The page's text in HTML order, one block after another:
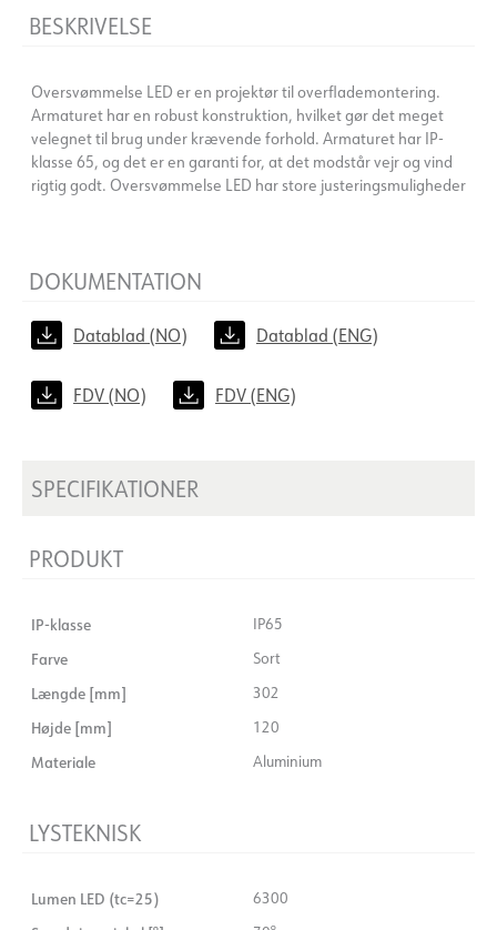
BESKRIVELSE
Oversvømmelse LED er en projektør til overflademontering.
Armaturet har en robust konstruktion, hvilket gør det meget
velegnet til brug under krævende forhold. Armaturet har IP-
klasse 65, og det er en garanti for, at det modstår vejr og vind
rigtig godt. Oversvømmelse LED har store justeringsmuligheder
DOKUMENTATION
Datablad (NO) Datablad (ENG)
FDV (NO) FDV (ENG)
SPECIFIKATIONER
PRODUKT
IP-klasse IP65
Farve Sort
Længde [mm] 302
Højde [mm] 120
Materiale Aluminium
LYSTEKNISK
Lumen LED (tc=25) 6300